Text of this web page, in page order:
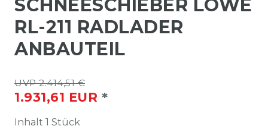
SCHNEESCHIEBER LÖWE
RL-211 RADLADER
ANBAUTEIL
UVP 2.414,51 €
1.931,61 EUR *
Inhalt 1 Stück